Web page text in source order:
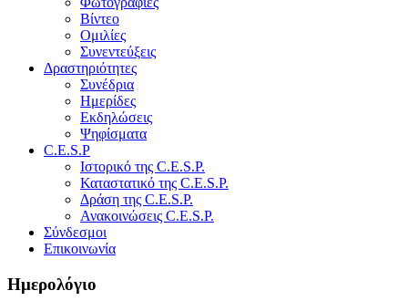
Βίντεο
Ομιλίες
Συνεντεύξεις
Δραστηριότητες
Συνέδρια
Ημερίδες
Εκδηλώσεις
Ψηφίσματα
C.E.S.P
Ιστορικό της C.E.S.P.
Καταστατικό της C.E.S.P.
Δράση της C.E.S.P.
Ανακοινώσεις C.E.S.P.
Σύνδεσμοι
Επικοινωνία
Ημερολόγιο